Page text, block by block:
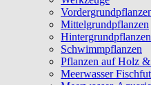
Mittelgrundpflanzen
Hintergrundpflanzen
Schwimmpflanzen
Pflanzen auf Holz
Meerwasser